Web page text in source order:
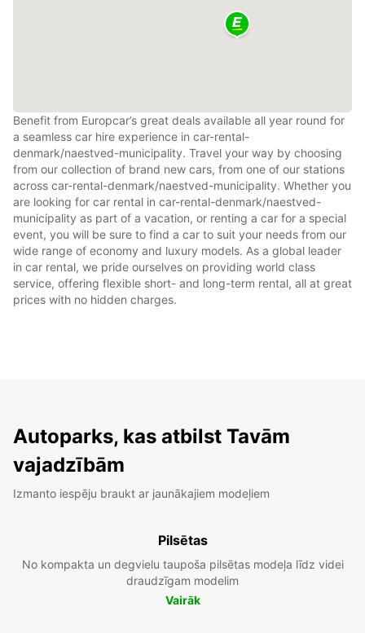
Benefit from Europcar’s great deals available all year round for
a seamless car hire experience in car-rental-
denmark/naestved-municipality. Travel your way by choosing
from our collection of brand new cars, from one of our stations
across car-rental-denmark/naestved-municipality. Whether you
are looking for car rental in car-rental-denmark/naestved-
municipality as part of a vacation, or renting a car for a special
event, you will be sure to find a car to suit your needs from our
wide range of economy and luxury models. As a global leader
in car rental, we pride ourselves on providing world class
service, offering flexible short- and long-term rental, all at great
prices with no hidden charges.
Autoparks, kas atbilst Tavām
vajadzībām
Izmanto iespēju braukt ar jaunākajiem modeļiem
Pilsētas
No kompakta un degvielu taupoša pilsētas modeļa līdz videi
draudzīgam modelim
Vairāk